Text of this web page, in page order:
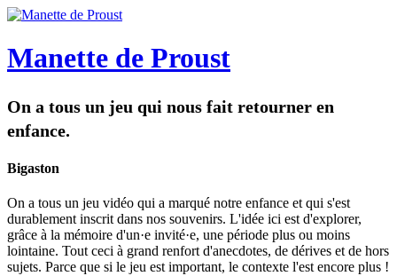
Manette de Proust
On a tous un jeu qui nous fait retourner en
enfance.
Bigaston
On a tous un jeu vidéo qui a marqué notre enfance et qui s'est
durablement inscrit dans nos souvenirs. L'idée ici est d'explorer,
grâce à la mémoire d'un·e invité·e, une période plus ou moins
lointaine. Tout ceci à grand renfort d'anecdotes, de dérives et de hors
sujets. Parce que si le jeu est important, le contexte l'est encore plus !